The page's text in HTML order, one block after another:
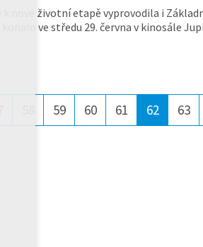
k nové životní etapě vyprovodila i
konalo ve středu 29. června v kinosále
59 60 61 62 63